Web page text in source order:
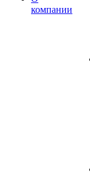
компании